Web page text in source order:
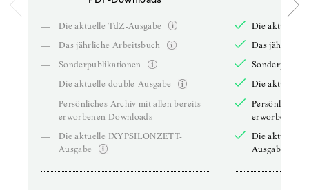
—
Die aktuelle TdZ-Ausgabe
—
Das jährliche Arbeitsbuch
—
Sonderpublikationen
—
Die aktuelle double-Ausgabe
—
Persönliches Archiv mit allen bereits
erworbenen Downloads
—
Die aktuelle IXYPSILONZETT-
Ausgabe
Die aktuelle
Das jährliche
Die aktuelle
Persönliches
erworbenen
Die aktuelle
Ausgabe